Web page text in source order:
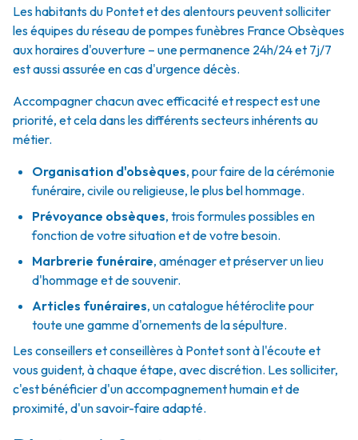
Les habitants du Pontet et des alentours peuvent solliciter
les équipes du réseau de pompes funèbres France Obsèques
aux horaires d'ouverture – une permanence 24h/24 et 7j/7
est aussi assurée en cas d'urgence décès.
Accompagner chacun avec efficacité et respect est une
priorité, et cela dans les différents secteurs inhérents au
métier.
Organisation d'obsèques, pour faire de la cérémonie
funéraire, civile ou religieuse, le plus bel hommage.
Prévoyance obsèques, trois formules possibles en
fonction de votre situation et de votre besoin.
Marbrerie funéraire, aménager et préserver un lieu
d'hommage et de souvenir.
Articles funéraires, un catalogue hétéroclite pour
toute une gamme d'ornements de la sépulture.
Les conseillers et conseillères à Pontet sont à l'écoute et
vous guident, à chaque étape, avec discrétion. Les solliciter,
c'est bénéficier d'un accompagnement humain et de
proximité, d'un savoir-faire adapté.